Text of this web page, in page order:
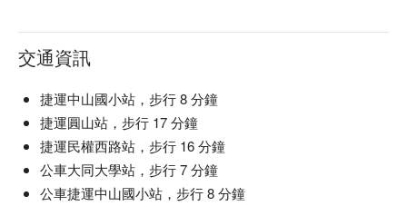
交通資訊
捷運中山國小站，步行 8 分鐘
捷運圓山站，步行 17 分鐘
捷運民權西路站，步行 16 分鐘
公車大同大學站，步行 7 分鐘
公車捷運中山國小站，步行 8 分鐘